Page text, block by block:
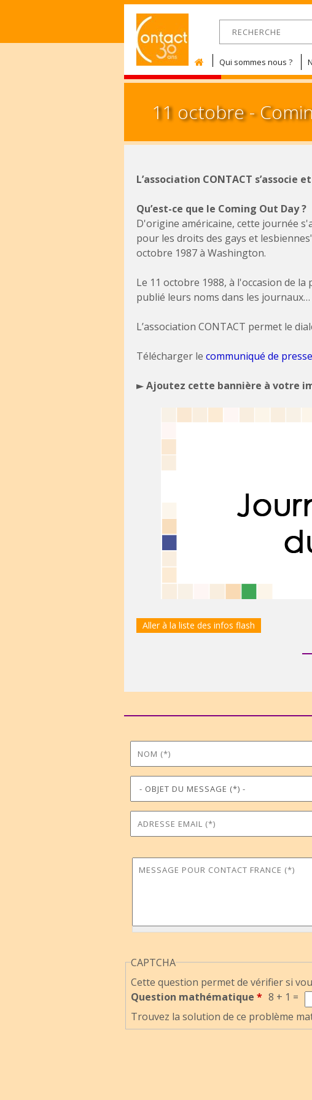
Formulaire de
Qui sommes nous ?
11 octobre -
L’association CONTACT
Qu’est-ce que le Coming Out Day ?
D'origine américaine, cette journée
pour les droits des gays et
octobre 1987 à Washington.
Le 11 octobre 1988, à l'occasion de
publié leurs noms dans les journaux…
L’association CONTACT permet le
Télécharger le communiqué de
►Ajoutez cette bannière à votre
Aller à la liste des infos flash
Nom*
Prénom
Objet du message *
Téléphone
Adresse Email *
Commune
Message pour Contact France*
CAPTCHA
Cette question permet de vérifier si
Question mathématique * 8 + 1 =
Trouvez la solution de ce problème